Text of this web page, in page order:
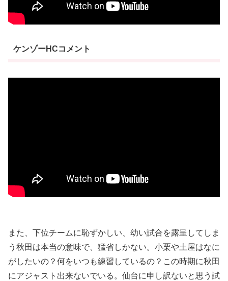
ケンゾーHCコメント
また、下位チームに恥ずかしい、幼い試合を露呈してしま
う秋田は本当の意味で、猛省しかない。小栗や土屋はなに
がしたいの？何をいつも練習しているの？この時期に秋田
にアジャスト出来ないでいる。仙台に申し訳ないと思う試